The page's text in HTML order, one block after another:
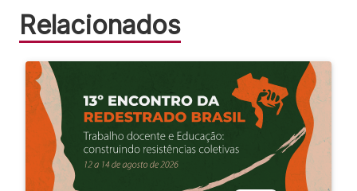
Relacionados